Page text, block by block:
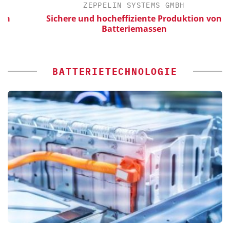
ZEPPELIN SYSTEMS GMBH
Sichere und hocheffiziente Produktion von
Batteriemassen
BATTERIETECHNOLOGIE